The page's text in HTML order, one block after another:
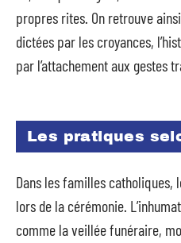
propres rites. On retrouve
dictées par les croyances,
par l’attachement aux gestes
Les pratiques
Dans les familles
lors de la cérémonie.
comme la veillée funéraire,